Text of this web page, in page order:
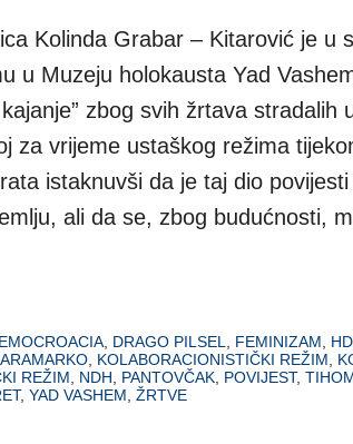
Kolinda Grabar – Kitarović je u
u Muzeju holokausta Yad
zbog svih žrtava stradalih
za vrijeme ustaškog režima
istaknuvši da je taj dio
ali da se, zbog budućnosti,
DRAGO PILSEL FEMINIZAM
KOLABORACIONISTIČKI REŽIM
REŽIM NDH PANTOVČAK POVIJEST,
, YAD VASHEM ŽRTVE